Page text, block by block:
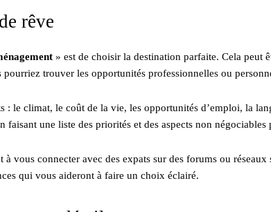
rêve
» est de choisir la destination parfaite. Cela peut
trouver les opportunités professionnelles ou
: le climat, le coût de la vie, les opportunités d’emploi, la
faisant une liste des priorités et des aspects non
à vous connecter avec des expats sur des forums ou
qui vous aideront à faire un choix éclairé.